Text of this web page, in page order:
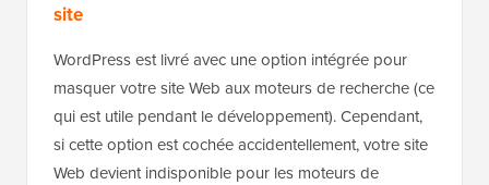
site
WordPress est livré avec une option intégrée pour
masquer votre site Web aux moteurs de recherche (ce
qui est utile pendant le développement). Cependant,
si cette option est cochée accidentellement, votre site
Web devient indisponible pour les moteurs de